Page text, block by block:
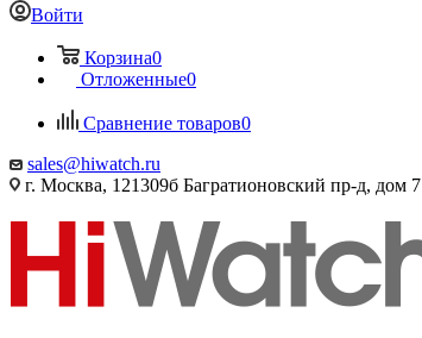
Войти
Корзина0
Отложенные0
Сравнение товаров0
sales@hiwatch.ru
г. Москва, 121309б Багратионовский пр-д, дом 7